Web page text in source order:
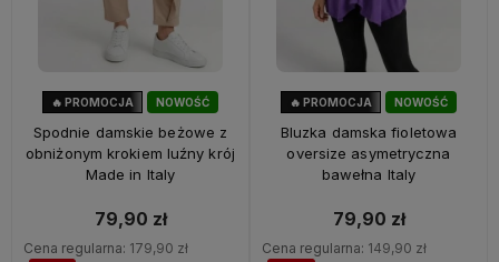
NOWOŚĆ
🔥 PROMOCJA
Spodnie damskie beżowe z
obniżonym krokiem luźny krój
Made in Italy
79,90 zł
Cena regularna: 179,90 zł
NOWOŚĆ
🔥 PROMOCJA
Bluzka damska fioletowa
oversize asymetryczna
bawełna Italy
79,90 zł
Cena regularna: 149,90 zł